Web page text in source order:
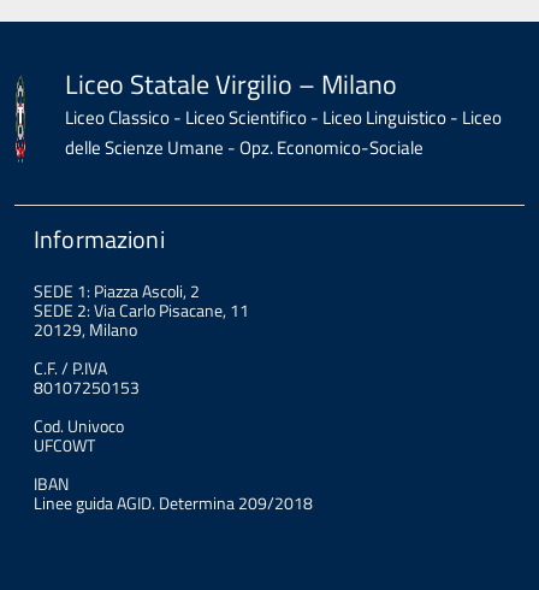
Liceo Statale Virgilio – Milano
Liceo Classico - Liceo Scientifico - Liceo Linguistico - Liceo
delle Scienze Umane - Opz. Economico-Sociale
Informazioni
SEDE 1: Piazza Ascoli, 2
SEDE 2: Via Carlo Pisacane, 11
20129, Milano
C.F. / P.IVA
80107250153
Cod. Univoco
UFC0WT
IBAN
Linee guida AGID. Determina 209/2018